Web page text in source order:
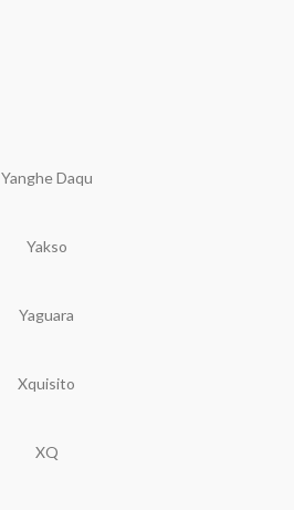
Yanghe Daqu
Yakso
Yaguara
Xquisito
XQ